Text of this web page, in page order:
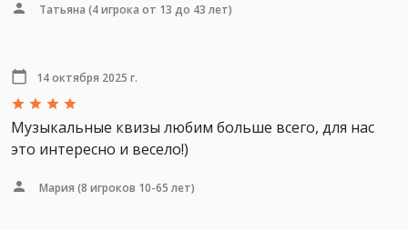
Татьяна (4 игрока от 13 до 43 лет)
14 октября 2025 г.
Музыкальные квизы любим больше всего, для нас
это интересно и весело!)
Мария (8 игроков 10-65 лет)